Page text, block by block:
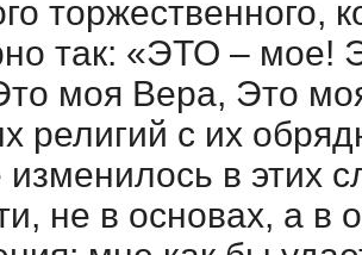
торжественного,
так: «ЭТО – мое!
моя Вера, Это
религий с их
в этих
не в основах, а в